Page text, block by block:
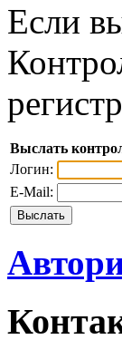
Если
Выслать
Логин:
E-Mail: